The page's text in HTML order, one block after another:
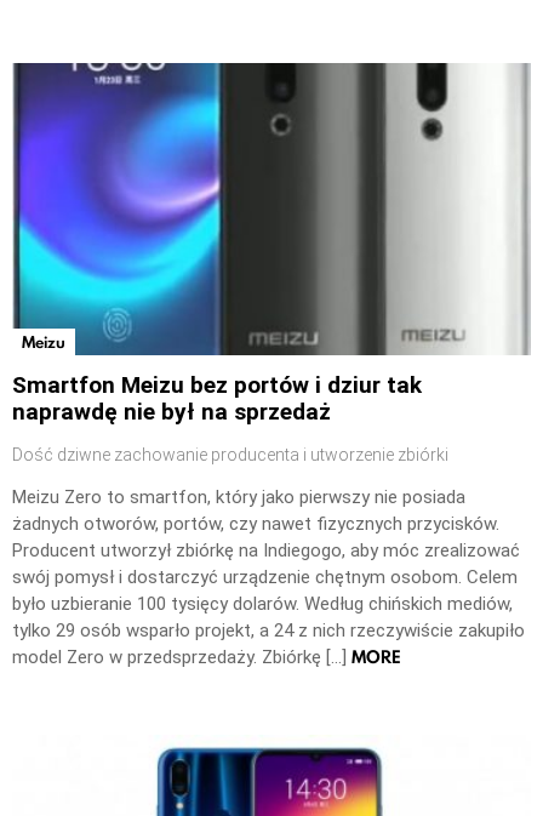
Meizu
Smartfon Meizu bez portów i dziur tak
naprawdę nie był na sprzedaż
Dość dziwne zachowanie producenta i utworzenie zbiórki
Meizu Zero to smartfon, który jako pierwszy nie posiada
żadnych otworów, portów, czy nawet fizycznych przycisków.
Producent utworzył zbiórkę na Indiegogo, aby móc zrealizować
swój pomysł i dostarczyć urządzenie chętnym osobom. Celem
było uzbieranie 100 tysięcy dolarów. Według chińskich mediów,
tylko 29 osób wsparło projekt, a 24 z nich rzeczywiście zakupiło
model Zero w przedsprzedaży. Zbiórkę […] MORE